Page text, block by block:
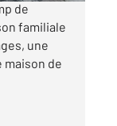
de
familiale
une
maison de